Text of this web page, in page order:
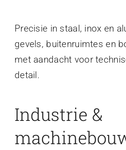
Precisie in staal, inox en
gevels, buitenruimtes en
met aandacht voor
detail.
Industrie &